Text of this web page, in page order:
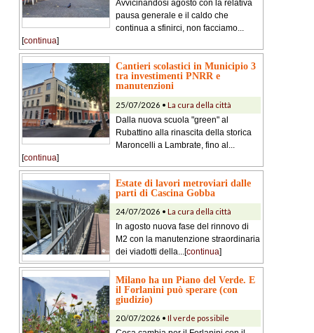
Avvicinandosi agosto con la relativa
pausa generale e il caldo che
continua a sfinirci, non facciamo...
[continua]
Cantieri scolastici in Municipio 3
tra investimenti PNRR e
manutenzioni
25/07/2026 • La cura della città
Dalla nuova scuola "green" al
Rubattino alla rinascita della storica
Maroncelli a Lambrate, fino al...
[continua]
Estate di lavori metroviari dalle
parti di Cascina Gobba
24/07/2026 • La cura della città
In agosto nuova fase del rinnovo di
M2 con la manutenzione straordinaria
dei viadotti della...[continua]
Milano ha un Piano del Verde. E
il Forlanini può sperare (con
giudizio)
20/07/2026 • Il verde possibile